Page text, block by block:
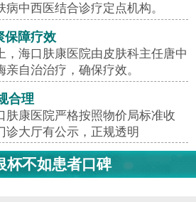
中西医结合诊疗定点机构。
保障疗效
，海口肤康医院由皮肤科主任唐中
自治治疗，确保疗效。
合理
肤康医院严格按照物价局标准收
诊大厅有公示，正规透明
杯不如患者口碑